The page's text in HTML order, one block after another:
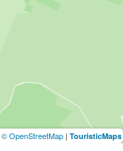
© OpenStreetMap | TouristicMaps